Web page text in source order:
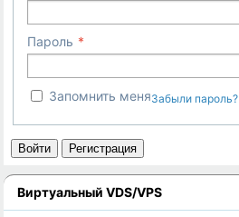
Пароль
Запомнить меняЗабыли пароль?
Войти Регистрация
Виртуальный VDS/VPS